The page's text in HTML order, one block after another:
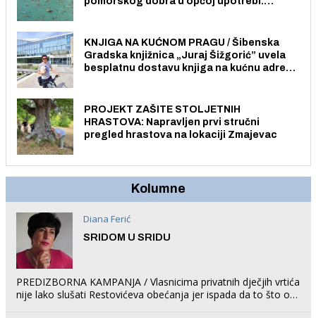
KNJIGA NA KUĆNOM PRAGU / Šibenska
Gradska knjižnica „Juraj Šižgorić” uvela
besplatnu dostavu knjiga na kućnu adresu
PROJEKT ZAŠITE STOLJETNIH
HRASTOVA: Napravljen prvi stručni
pregled hrastova na lokaciji Zmajevac
Kolumne
Diana Ferić
SRIDOM U SRIDU
PREDIZBORNA KAMPANJA / Vlasnicima privatnih dječjih vrtića
nije lako slušati Restovićeva obećanja jer ispada da to što oni